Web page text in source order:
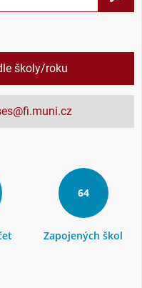
školy/roku
64
Zapojených škol